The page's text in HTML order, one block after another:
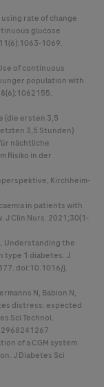
rate of change
glucose
1069.
of continuous
population with
(die ersten 3,5
3,5 Stunden)
nächtliche
Risiko in der
Kirchheim-
in patients with
J Clin Nurs. 2021;30(1-
Understanding the
type 1 diabetes. J
doi:10.1016/j.
N, Babion N,
distress: expected
Sci Technol.
of a CGM system
J Diabetes Sci